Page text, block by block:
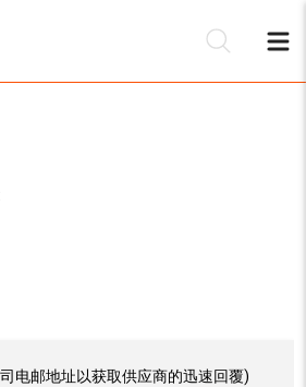
电邮地址以获取供应商的迅速回覆)